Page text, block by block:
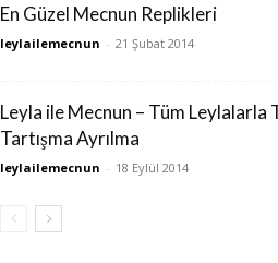
En Güzel Mecnun Replikleri
leylailemecnun - 21 Şubat 2014
Leyla ile Mecnun – Tüm Leylalarla
Tartışma Ayrılma
leylailemecnun - 18 Eylül 2014